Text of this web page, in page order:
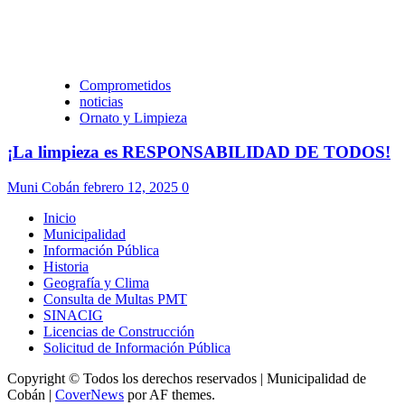
Comprometidos
noticias
Ornato y Limpieza
¡La limpieza es RESPONSABILIDAD DE TODOS!
Muni Cobán febrero 12, 2025 0
Inicio
Municipalidad
Información Pública
Historia
Geografía y Clima
Consulta de Multas PMT
SINACIG
Licencias de Construcción
Solicitud de Información Pública
Copyright © Todos los derechos reservados | Municipalidad de
Cobán | CoverNews por AF themes.